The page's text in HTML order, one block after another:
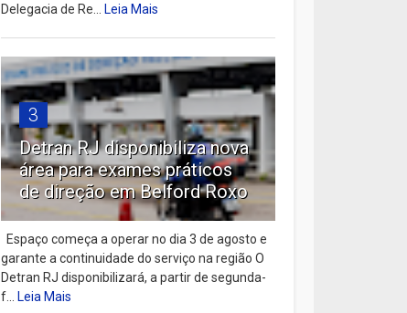
Delegacia de Re...Leia Mais
3
Detran RJ disponibiliza nova
área para exames práticos
de direção em Belford Roxo
Espaço começa a operar no dia 3 de agosto e
garante a continuidade do serviço na região O
Detran RJ disponibilizará, a partir de segunda-
f...Leia Mais